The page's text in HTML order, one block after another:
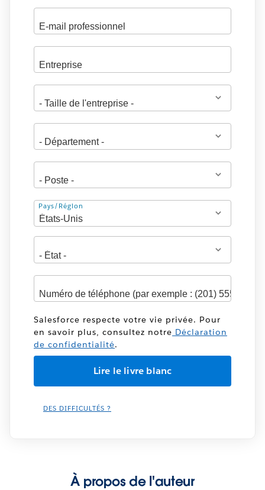
Adresse
Pays/Région
Salesforce respecte votre vie privée. Pour
en savoir plus, consultez notre Déclaration
de confidentialité.
DES DIFFICULTÉS ?
À propos de l'auteur